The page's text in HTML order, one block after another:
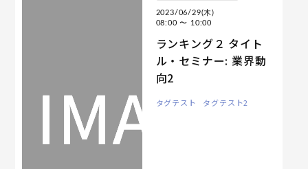
2023/06/29(木)
08:00〜 10:00
ランキング２ タイト
ル・セミナー: 業界動
向2
タグテスト タグテスト2